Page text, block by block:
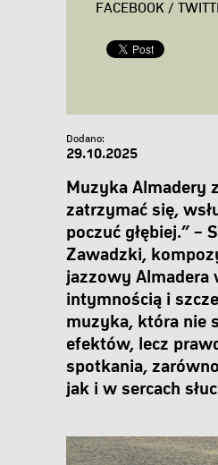
FACEBOOK /
Muzyka Almadery
zatrzymać się,
poczuć głębiej.” –
Zawadzki,
jazzowy Almadera
intymnością i
muzyka, która nie
efektów, lecz
spotkania,
jak i w sercach
Dodano:
29.10.2025